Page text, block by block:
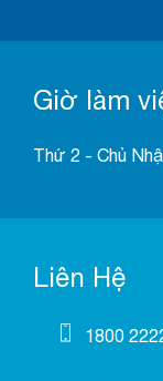
Giờ làm
Thứ 2 - Chủ
Liên Hệ
1800